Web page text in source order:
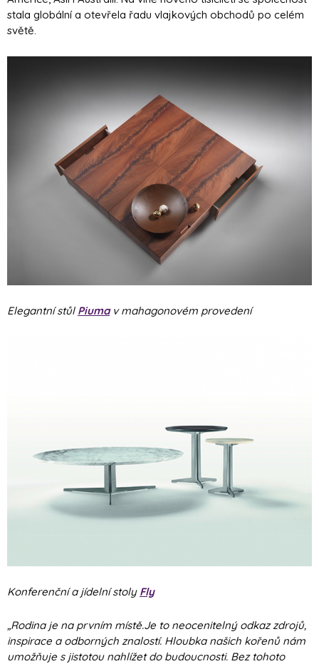
stala globální a otevřela řadu vlajkových obchodů po celém
světě.
Elegantní stůl Piumav mahagonovém provedení
Konferenční a jídelní stoly Fly
„Rodina je na prvním místě.Je to neocenitelný odkaz zdrojů,
inspirace a odborných znalostí. Hloubka našich kořenů nám
umožňuje s jistotou nahlížet do budoucnosti. Bez tohoto